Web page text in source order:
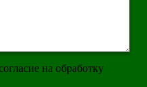
на обработку